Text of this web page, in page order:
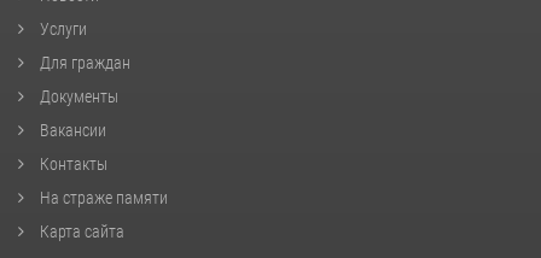
Услуги
Для граждан
Документы
Вакансии
Контакты
На страже памяти
Карта сайта